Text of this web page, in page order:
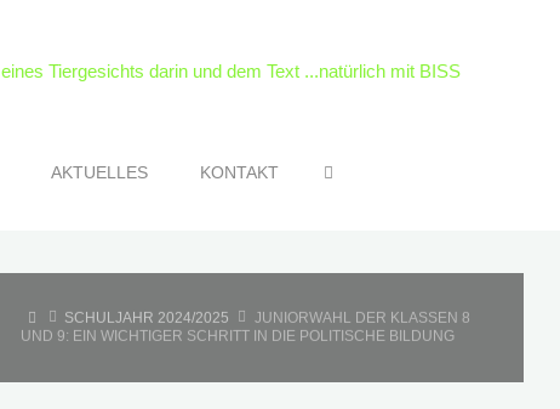
AKTUELLES KONTAKT
HOMESCHULJAHR 2024/2025
JUNIORWAHL DER KLASSEN 8
UND 9: EIN WICHTIGER SCHRITT IN DIE POLITISCHE BILDUNG